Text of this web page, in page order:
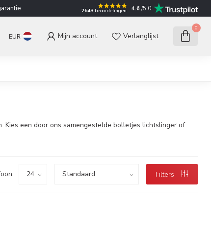
2643 beoordelingen 4.6 /5.0
EUR Mijn account Verlanglijst
0
een door ons samengestelde bolletjes lichtslinger of
Filters